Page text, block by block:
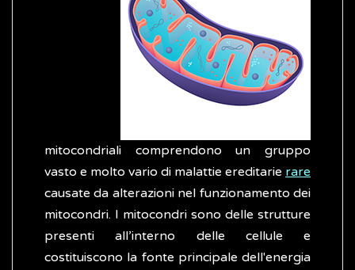
mitocondriali comprendono un gruppo
vasto e molto vario di malattie ereditarie rare
causate da alterazioni nel funzionamento dei
mitocondri. I mitocondri sono delle strutture
presenti all’interno delle cellule e
costituiscono la fonte principale dell'energia